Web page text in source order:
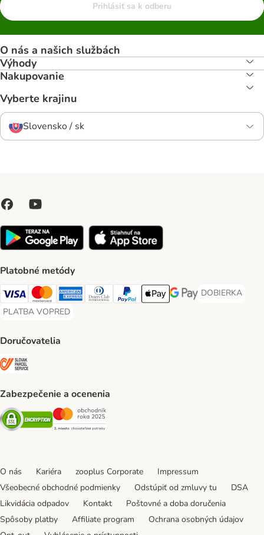
Prihlásiť sa k odberu
O nás a našich službách
Výhody
Nakupovanie
Vyberte krajinu
Slovensko / sk
Platobné metódy
Visa Payment Method
Mastercard Payment Method
American Express Payment Method
Diners Club Payment Method
PayPal Payment Method
Apple Pay Payment Method
Google Pay Payment
DOBIERKA
DOBIERKA
PLATBA VOPRED
PLATBA VOPRED Payment Method
Doručovatelia
Zabezpečenie a ocenenia
Security Security
O nás Kariéra zooplus Corporate
Impressum
Všeobecné obchodné podmienky
Odstúpiť od zmluvy tu
DSA
Likvidácia odpadov
Kontakt
Poštovné a doba doručenia
Spôsoby platby
Affiliate program
Ochrana osobných údajov